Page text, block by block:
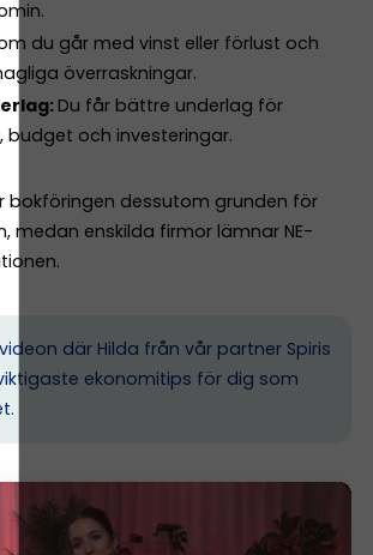
du går med vinst eller förlust och
överraskningar.
Du får bättre underlag för
budget och investeringar.
bokföringen dessutom grunden för
medan enskilda firmor lämnar NE-
där Hilda från vår partner Spiris
ekonomitips för dig som